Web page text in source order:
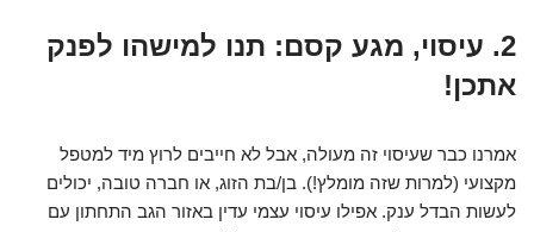
2. עיסוי, מגע קסם: תנו למישהו לפנק
אתכן!
אמרנו כבר שעיסוי זה מעולה, אבל לא חייבים לרוץ מיד למטפל
מקצועי (למרות שזה מומלץ!). בן/בת הזוג, או חברה טובה, יכולים
לעשות הבדל ענק. אפילו עיסוי עצמי עדין באזור הגב התחתון עם